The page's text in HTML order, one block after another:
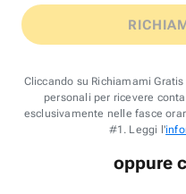
Cliccando su Richiamami
personali per ricevere
esclusivamente nelle fasce
#1. Leggi l'
oppure